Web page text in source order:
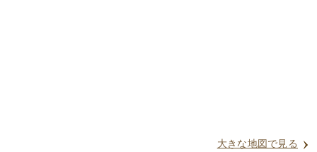
大きな地図で見る